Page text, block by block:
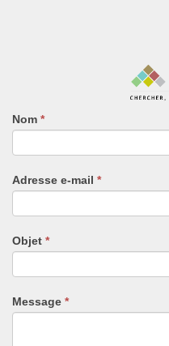
Nom *
Adresse e-mail *
Objet *
Message *
Si
vous
êtes
humain,
remplissez
ce